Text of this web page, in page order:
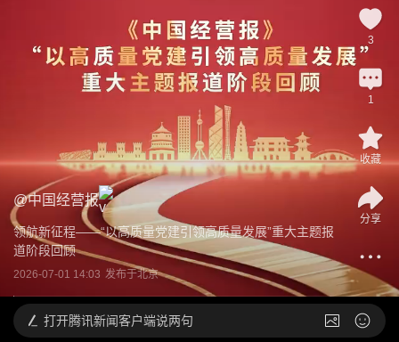
@中国经营报
领航新征程——“以高质量党建引领高质量发展”重大主题报
道阶段回顾
2026-07-01 14:03 发布于北京
3
1
收藏
分享
打开腾讯新闻客户端说两句